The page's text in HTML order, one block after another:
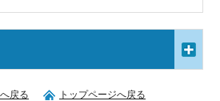
戻る トップページへ戻る